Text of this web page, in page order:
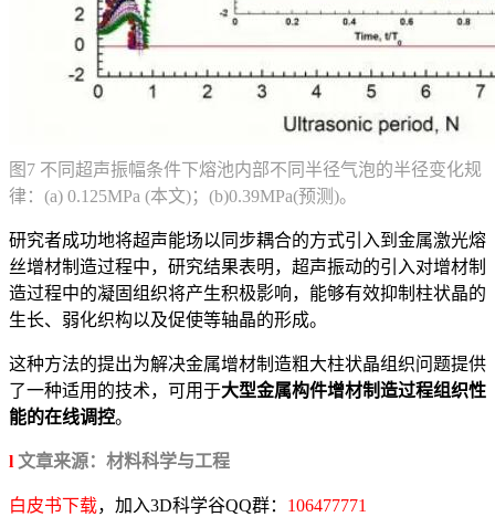
图7 不同超声振幅条件下熔池内部不同半径气泡的半径变化规
律：(a) 0.125MPa (本文)；(b)0.39MPa(预测)。
研究者成功地将超声能场以同步耦合的方式引入到金属激光熔
丝增材制造过程中，研究结果表明，超声振动的引入对增材制
造过程中的凝固组织将产生积极影响，能够有效抑制柱状晶的
生长、弱化织构以及促使等轴晶的形成。
这种方法的提出为解决金属增材制造粗大柱状晶组织问题提供
了一种适用的技术，可用于大型金属构件增材制造过程组织性
能的在线调控。
l 文章来源：材料科学与工程
白皮书下载，加入3D科学谷QQ群： 106477771